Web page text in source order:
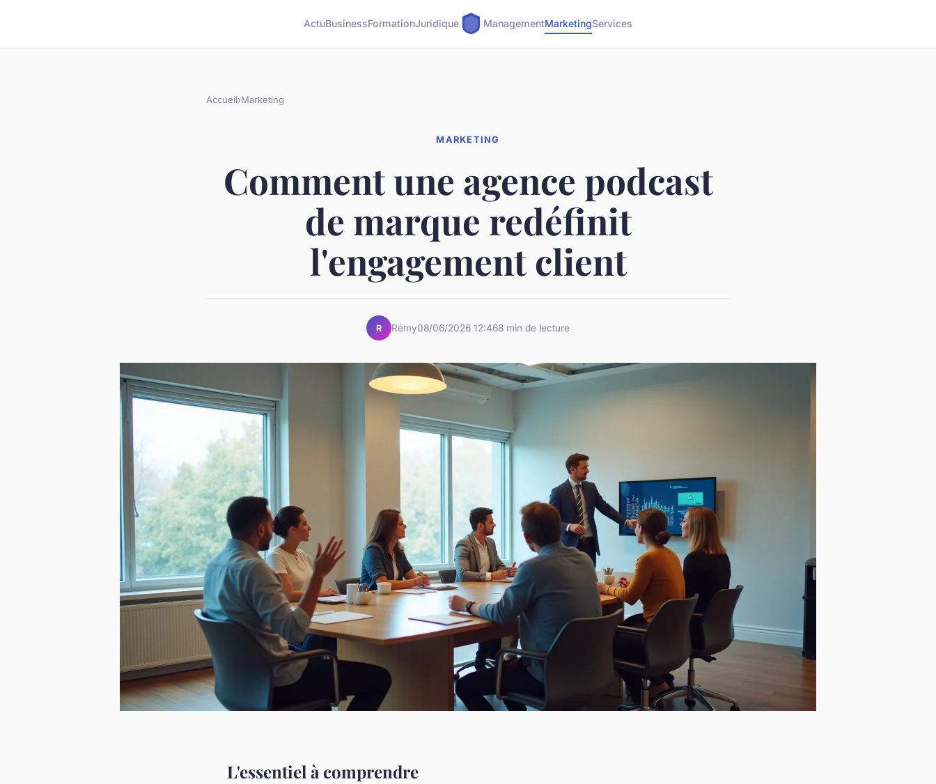
ActuBusinessFormationJuridique ManagementMarketingServices
Accueil›Marketing
MARKETING
Comment une agence podcast
de marque redéfinit
l'engagement client
R Rémy08/06/2026 12:468 min de lecture
L'essentiel à comprendre